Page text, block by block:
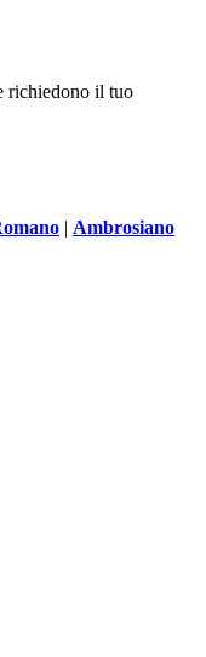
richiedono il tuo
| Ambrosiano